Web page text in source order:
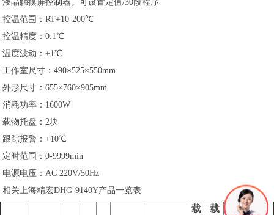
液晶触摸屏控制器。可设置定值/30段程序
控温范围：RT+10-200℃
控温精度：0.1℃
温度波动：±1℃
工作室尺寸：490×525×550mm
外形尺寸：655×760×905mm
消耗功率：1600W
载物托盘：2块
跟踪报警：+10℃
定时范围：0-9999min
电源电压：AC 220V/50Hz
相关上海精宏DHG-9140Y产品一览表
载
载